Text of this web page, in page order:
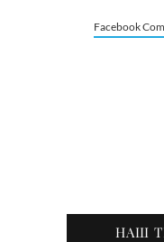
Facebook
НАШ